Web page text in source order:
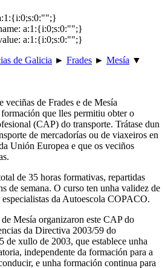
a:1:{i:0;s:0:"";}
a:1:{i:0;s:0:"";}
de Galicia ► Frades ► Mesía ▼
de Frades e de Mesía
que lles permitiu obter o
(CAP) do transporte. Trátase dun
de mercadorías ou de viaxeiros en
Unión Europea e que os veciños
de 35 horas formativas, repartidas
de semana. O curso ten unha validez de
da Autoescola COPACO.
Mesía organizaron este CAP do
da Directiva 2003/59 do
de xullo de 2003, que establece unha
independente da formación para a
e unha formación continua para